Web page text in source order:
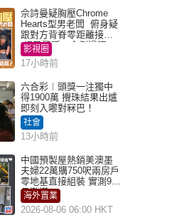
佘詩曼疑胸壓Chrome
Hearts型男老闆 俯身疑
跟對方背脊零距離接觸
網民驚呼：企側邊唔
得？
影視圈
17小時前
六合彩︱頭獎一注獨中
得1900萬 攪珠結果出爐
即刻入嚟對冧巴！
社會
13小時前
中國預製屋熱銷美澳墨
夫婦22萬購750呎兩房戶
零地基直接組裝 實測9個
月激讚
海外置業
2026-08-06 06:00 HKT